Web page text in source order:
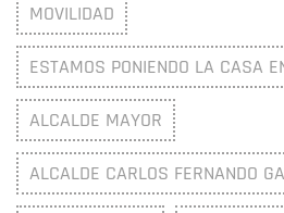
MOVILIDAD
ESTAMOS PONIENDO LA CASA
ALCALDE MAYOR
ALCALDE CARLOS FERNANDO